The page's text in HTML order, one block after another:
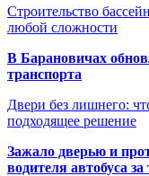
Строительство
любой сложности
В Барановичах
транспорта
Двери без лишнего:
подходящее решение
Зажало дверью и
водителя автобуса